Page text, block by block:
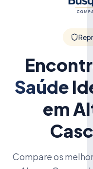
Saúde
em
Compare os